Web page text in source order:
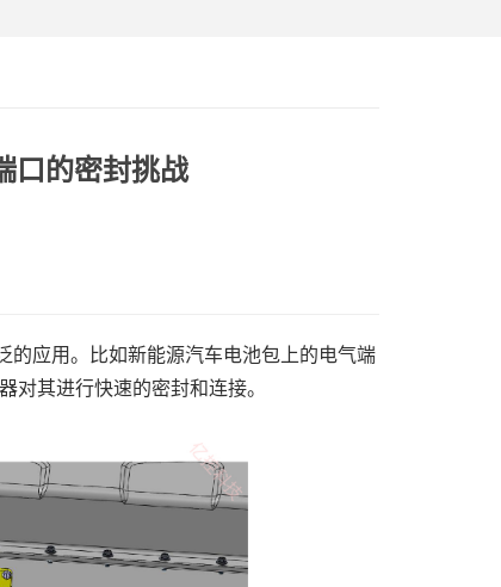
口的密封挑战
的应用。比如新能源汽车电池包上的电气端
对其进行快速的密封和连接。